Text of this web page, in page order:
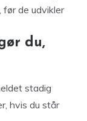
før de udvikler
du,
stadig
hvis du står